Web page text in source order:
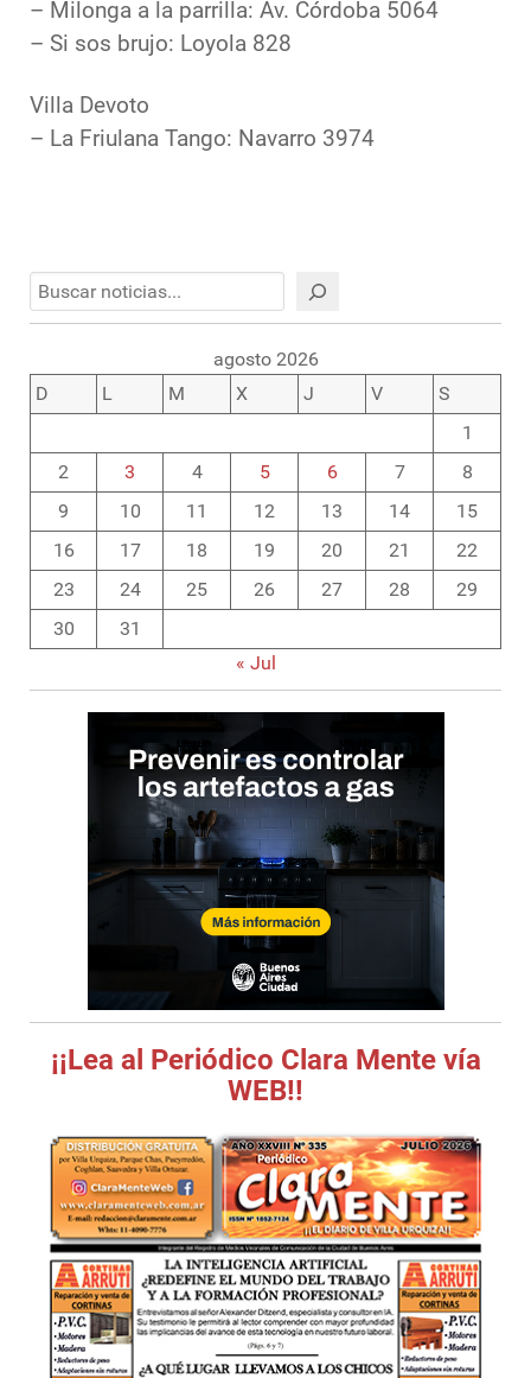
– Milonga a la parrilla: Av. Córdoba 5064
– Si sos brujo: Loyola 828
Villa Devoto
– La Friulana Tango: Navarro 3974
Buscar
agosto 2026
D
L M X J V
S
1
2
3 4 5 6 7
8
9
10 11 12 13 14
15
16
17 18 19 20 21
22
23
24 25 26 27 28
29
30
31
« Jul
¡¡Lea al Periódico Clara Mente vía
WEB!!